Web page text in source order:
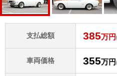
支払総額 385万円
車両価格 355万円